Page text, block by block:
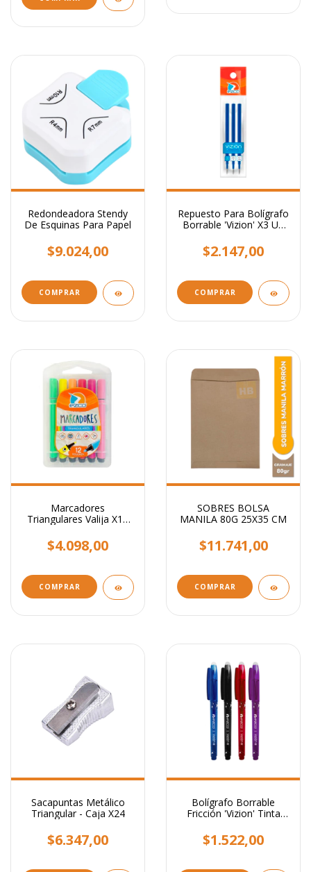
Redondeadora Stendy
De Esquinas Para Papel
$9.024,00
Repuesto Para Bolígrafo
Borrable 'Vizion' X3 Un
$2.147,00
Marcadores
Triangulares Valija X12
$4.098,00
SOBRES BOLSA
MANILA 80G 25X35 CM
$11.741,00
COMPRAR
Sacapuntas Metálico
Triangular - Caja X24
$6.347,00
Bolígrafo Borrable
Fricción 'Vizion' Tinta
Surtidos
$1.522,00